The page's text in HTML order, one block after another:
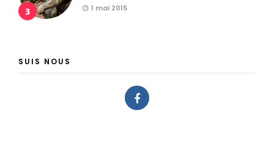
3 1 mai 2015
SUIS NOUS